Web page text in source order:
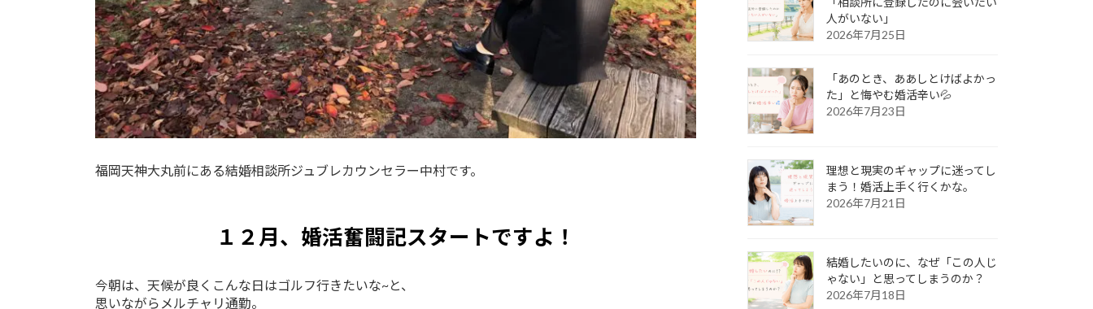
福岡天神大丸前にある結婚相談所ジュブレカウンセラー中村です。
１２月、婚活奮闘記スタートですよ！
今朝は、天候が良くこんな日はゴルフ行きたいな~と、
思いながらメルチャリ通勤。
人がいない」
2026年7月25日
「あのとき、ああしとけばよかっ
た」と悔やむ婚活辛い💦
2026年7月23日
理想と現実のギャップに迷ってし
まう！婚活上手く行くかな。
2026年7月21日
結婚したいのに、なぜ「この人じ
ゃない」と思ってしまうのか？
2026年7月18日